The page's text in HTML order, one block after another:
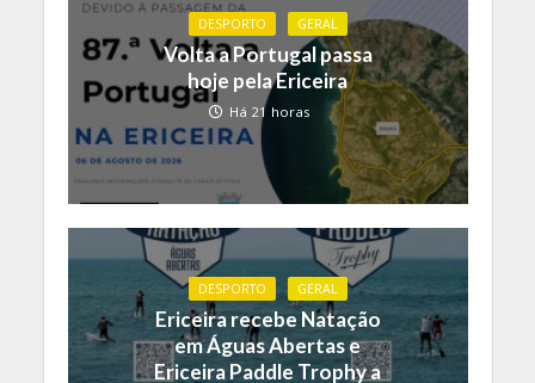
DESPORTO GERAL
Volta a Portugal passa
hoje pela Ericeira
Há 21 horas
DESPORTO GERAL
Ericeira recebe Natação
em Águas Abertas e
Ericeira Paddle Trophy a